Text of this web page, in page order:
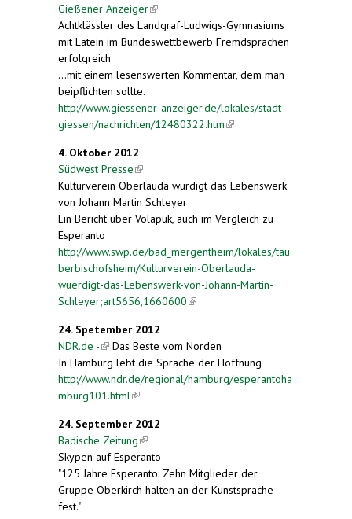
Gießener Anzeiger(link is external)
Achtklässler des Landgraf-Ludwigs-Gymnasiums
mit Latein im Bundeswettbewerb Fremdsprachen
erfolgreich
...mit einem lesenswerten Kommentar, dem man
beipflichten sollte.
http://www.giessener-anzeiger.de/lokales/stadt-
giessen/nachrichten/12480322.htm(link is
4. Oktober 2012
Südwest Presse(link is external)
Kulturverein Oberlauda würdigt das Lebenswerk
von Johann Martin Schleyer
Ein Bericht über Volapük, auch im Vergleich zu
Esperanto
http://www.swp.de/bad_mergentheim/lokales/tau
berbischofsheim/Kulturverein-Oberlauda-
wuerdigt-das-Lebenswerk-von-Johann-Martin-
Schleyer;art5656,1660600(link is external)
24. Spetember 2012
NDR.de -(link is external)
Das Beste vom Norden
In Hamburg lebt die Sprache der Hoffnung
http://www.ndr.de/regional/hamburg/esperantoha
mburg101.html (link is external)
24. September 2012
Badische Zeitung(link is external)
Skypen auf Esperanto
"125 Jahre Esperanto: Zehn Mitglieder der
Gruppe Oberkirch halten an der Kunstsprache
fest."